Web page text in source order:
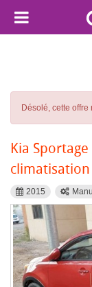
Désolé, cette
Kia
2015